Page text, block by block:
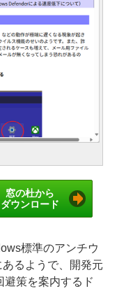
窓の杜から
ダウンロード
標準のアンチウ
るようで、開発元
策を案内するド